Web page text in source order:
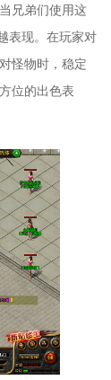
兄弟们使用这
表现。在玩家对
怪物时，稳定
位的出色表